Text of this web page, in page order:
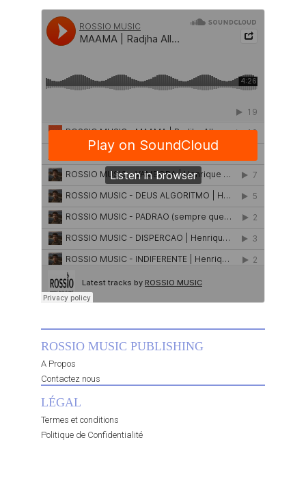
ROSSIO MUSIC PUBLISHING
A Propos
Contactez nous
LÉGAL
Termes et conditions
Politique de Confidentialité